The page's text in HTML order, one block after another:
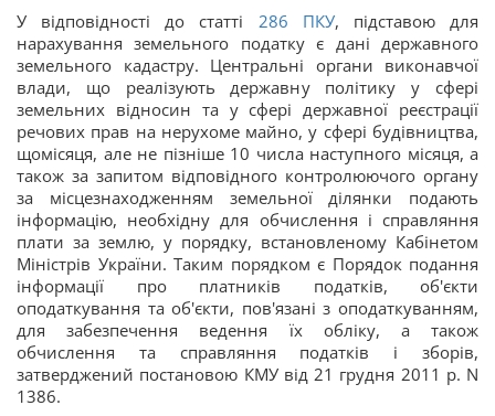
У відповідності до статті 286 ПКУ, підставою для
нарахування земельного податку є дані державного
земельного кадастру. Центральні органи виконавчої
влади, що реалізують державну політику у сфері
земельних відносин та у сфері державної реєстрації
речових прав на нерухоме майно, у сфері будівництва,
щомісяця, але не пізніше 10 числа наступного місяця, а
також за запитом відповідного контролюючого органу
за місцезнаходженням земельної ділянки подають
інформацію, необхідну для обчислення і справляння
плати за землю, у порядку, встановленому Кабінетом
Міністрів України. Таким порядком є Порядок подання
інформації про платників податків, об'єкти
оподаткування та об'єкти, пов'язані з оподаткуванням,
для забезпечення ведення їх обліку, а також
обчислення та справляння податків і зборів,
затверджений постановою КМУ від 21 грудня 2011 р. N
1386.